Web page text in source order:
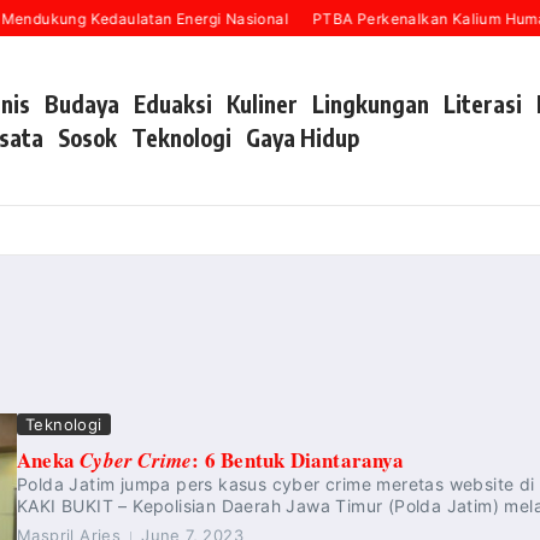
Kedaulatan Energi Nasional PTBA Perkenalkan Kalium
Budaya Eduaksi Kuliner Lingkungan Literasi
Sosok Teknologi Gaya Hidup
Teknologi
AnekaCyber Crime: 6 Bentuk Diantaranya
Polda Jatim jumpa pers kasus cyber crime meretas website
KAKI BUKIT – Kepolisian Daerah Jawa Timur (Polda Jatim)
Maspril Aries June 7, 2023